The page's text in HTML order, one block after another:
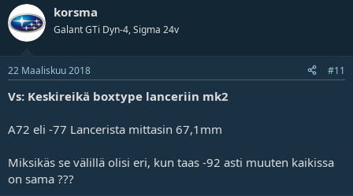
korsma
Galant GTi Dyn-4, Sigma 24v
22 Maaliskuu 2018 #11
Vs: Keskireikä boxtype lanceriin mk2
A72 eli -77 Lancerista mittasin 67,1mm
Miksikäs se välillä olisi eri, kun taas -92 asti muuten kaikissa
on sama ???